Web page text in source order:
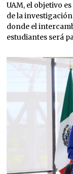
UAM, el objetivo
de la
donde el
estudiantes será